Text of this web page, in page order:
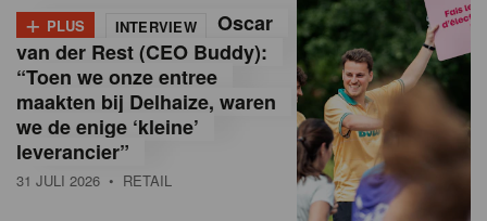
a
M
a
g
a
+ PLUS INTERVIEW
Oscar
van der Rest (CEO Buddy):
“Toen we onze entree
maakten bij Delhaize, waren
we de enige ‘kleine’
leverancier”
31 JULI 2026 • RETAIL